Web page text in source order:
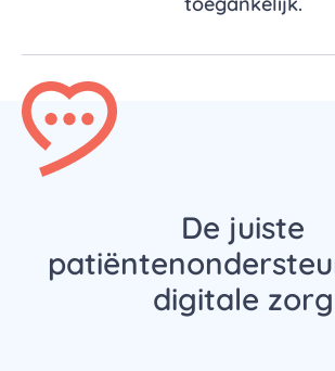
De juiste
digitale zorg